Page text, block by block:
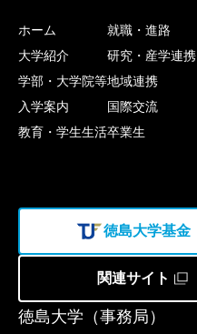
徳島大学（事務局）
ホーム
大学紹介
学部・大学院等
入学案内
教育・学生生活
就職・進路
研究・産学連携
地域連携
国際交流
卒業生
徳島大学基金
関連サイト